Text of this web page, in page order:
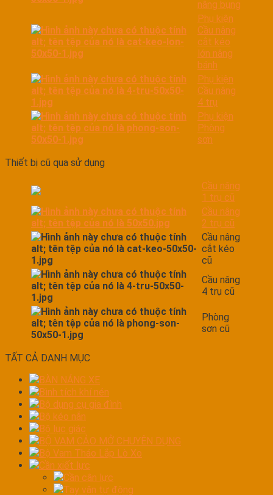
nâng bụng
Phụ kiện
Cầu nâng
cắt kéo
lớn nâng
bánh
Phụ kiện
Cầu nâng
4 trụ
Phụ kiện
Phòng
sơn
Thiết bị cũ qua sử dụng
Cầu nâng
1 trụ cũ
Cầu nâng
2 trụ cũ
Cầu nâng
cắt kéo
cũ
Cầu nâng
4 trụ cũ
Phòng
sơn cũ
TẤT CẢ DANH MỤC
BÀN NÁNG XE
Bình tích khí nén
Bộ dụng cụ gia đình
Bộ kéo nắn
Bộ lục giác
BỘ VAM CẢO MỞ CHUYÊN DỤNG
Bộ Vam Tháo Lắp Lò Xo
Cần xiết lực
Cần cân lực
Tay vặn tự động